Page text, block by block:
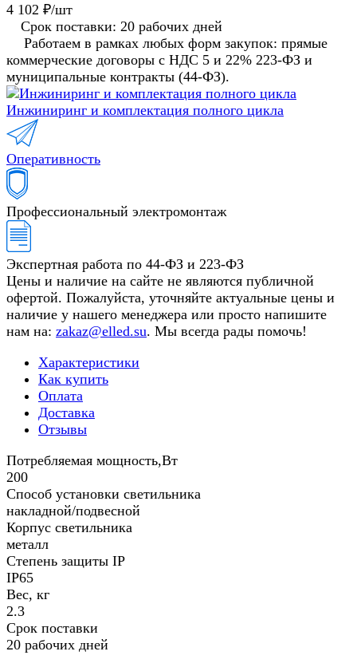
4 102 ₽/шт
Срок поставки: 20 рабочих дней
Работаем в рамках любых форм закупок: прямые
коммерческие договоры с НДС 5 и 22% 223-ФЗ и
муниципальные контракты (44-ФЗ).
Инжиниринг и комплектация полного цикла
Оперативность
Профессиональный электромонтаж
Экспертная работа по 44-ФЗ и 223-ФЗ
Цены и наличие на сайте не являются публичной
офертой. Пожалуйста, уточняйте актуальные цены и
наличие у нашего менеджера или просто напишите
нам на: zakaz@elled.su. Мы всегда рады помочь!
Характеристики
Как купить
Оплата
Доставка
Отзывы
Потребляемая мощность,Вт
200
Способ установки светильника
накладной/подвесной
Корпус светильника
металл
Степень защиты IP
IP65
Вес, кг
2.3
Срок поставки
20 рабочих дней